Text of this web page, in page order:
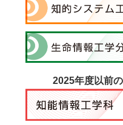
2025年度以前